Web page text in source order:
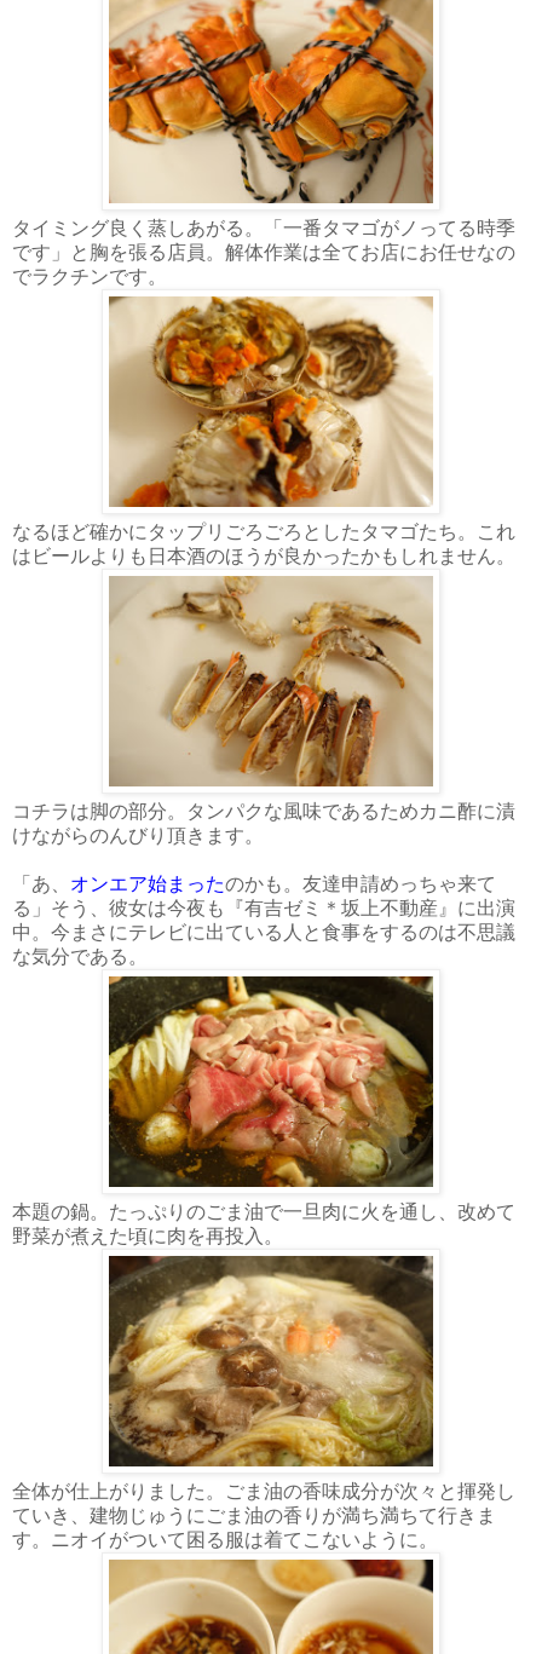
タイミング良く蒸しあがる。「一番タマゴがノってる時季
です」と胸を張る店員。解体作業は全てお店にお任せなの
でラクチンです。
なるほど確かにタップリごろごろとしたタマゴたち。これ
はビールよりも日本酒のほうが良かったかもしれません。
コチラは脚の部分。タンパクな風味であるためカニ酢に漬
けながらのんびり頂きます。
「あ、 オンエア始まったのかも。友達申請めっちゃ来て
る」そう、彼女は今夜も『有吉ゼミ＊坂上不動産』に出演
中。今まさにテレビに出ている人と食事をするのは不思議
な気分である。
本題の鍋。たっぷりのごま油で一旦肉に火を通し、改めて
野菜が煮えた頃に肉を再投入。
全体が仕上がりました。ごま油の香味成分が次々と揮発し
ていき、建物じゅうにごま油の香りが満ち満ちて行きま
す。ニオイがついて困る服は着てこないように。